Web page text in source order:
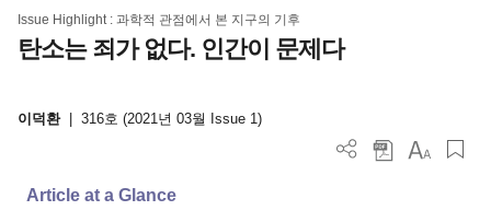
Issue Highlight : 과학적 관점에서 본 지구의 기후
탄소는 죄가 없다. 인간이 문제다
이덕환 316호 (2021년 03월 Issue 1)
Article at a Glance